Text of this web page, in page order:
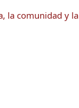
la comunidad y la